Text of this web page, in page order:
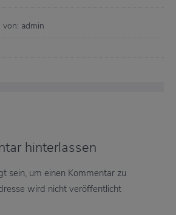
von: admin
hinterlassen
sein, um einen Kommentar zu
wird nicht veröffentlicht